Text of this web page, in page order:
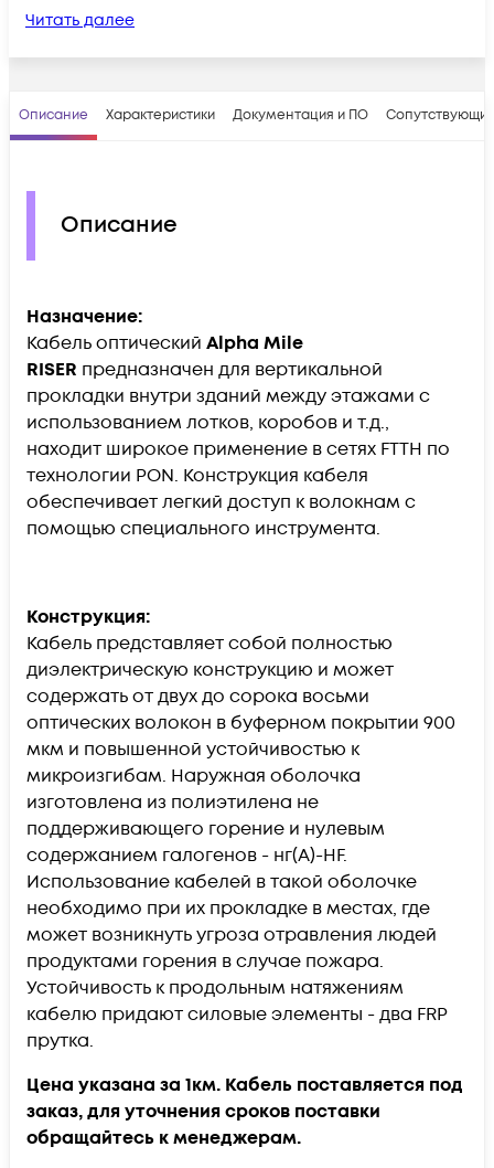
Читать далее
Описание Характеристики Документация и ПО
Описание
Назначение:
Кабель оптический Alpha Mile
RISER предназначен для вертикальной
прокладки внутри зданий между этажами с
использованием лотков, коробов и т.д.,
находит широкое применение в сетях FTTH по
технологии PON. Конструкция кабеля
обеспечивает легкий доступ к волокнам с
помощью специального инструмента.
Конструкция:
Кабель представляет собой полностью
диэлектрическую конструкцию и может
содержать от двух до сорока восьми
оптических волокон в буферном покрытии 900
мкм и повышенной устойчивостью к
микроизгибам. Наружная оболочка
изготовлена из полиэтилена не
поддерживающего горение и нулевым
содержанием галогенов - нг(А)-HF.
Использование кабелей в такой оболочке
необходимо при их прокладке в местах, где
может возникнуть угроза отравления людей
продуктами горения в случае пожара.
Устойчивость к продольным натяжениям
кабелю придают силовые элементы - два FRP
прутка.
Цена указана за 1км. Кабель поставляется под
заказ, для уточнения сроков поставки
обращайтесь к менеджерам.